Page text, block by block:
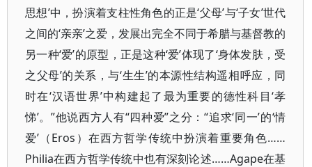
思想’中，扮演着支柱性角色的正是‘父母’与‘子女’世代
之间的‘亲亲’之爱，发展出完全不同于希腊与基督教的
另一种‘爱’的原型，正是这种‘爱’体现了‘身体发肤，受
之父母’的关系，与‘生生’的本源性结构遥相呼应，同
时在‘汉语世界’中构建起了最为重要的德性科目‘孝
悌’。”他说西方人有“四种爱”之分：“追求‘同一’的‘情
爱’（Eros）在西方哲学传统中扮演着重要角色……
Philia在西方哲学传统中也有深刻论述……Agape在基